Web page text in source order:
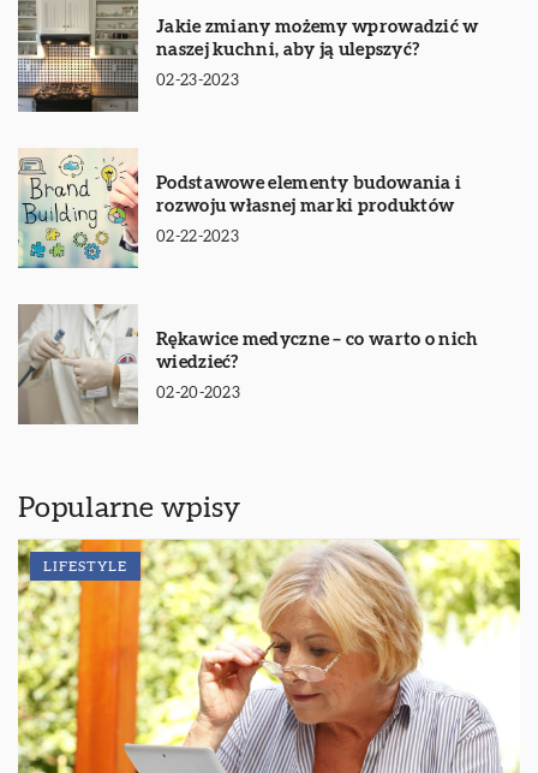
Jakie zmiany możemy wprowadzić w
naszej kuchni, aby ją ulepszyć?
02-23-2023
Podstawowe elementy budowania i
rozwoju własnej marki produktów
02-22-2023
Rękawice medyczne – co warto o nich
wiedzieć?
02-20-2023
Popularne wpisy
LIFESTYLE